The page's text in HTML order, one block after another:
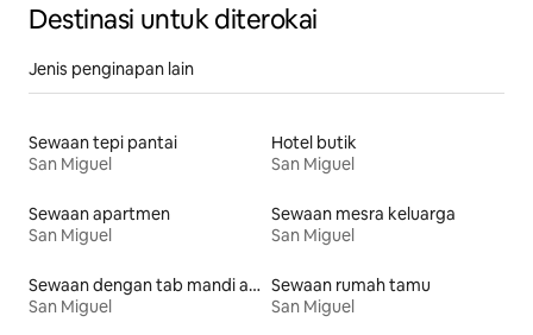
Destinasi untuk diterokai
Jenis penginapan lain
Sewaan tepi pantai
San Miguel
Hotel butik
San Miguel
Sewaan apartmen
San Miguel
Sewaan mesra keluarga
San Miguel
Sewaan dengan tab mandi air panas
San Miguel
Sewaan rumah tamu
San Miguel